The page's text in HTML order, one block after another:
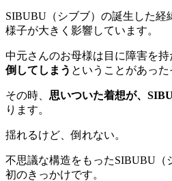
SIBUBU（シブブ）の誕生した経
様子が大きく影響しています。
中元さんのお母様は目に障害を持
倒してしまう ということがあった
その時、 思いついた着想が、
ります。
揺れるけど、倒れない。
不思議な構造をもったSIBUBU（
初のきっかけです。